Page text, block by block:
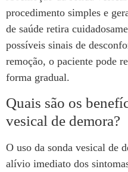
procedimento simples e
de saúde retira
possíveis sinais de
remoção, o paciente pode
forma gradual.
Quais são os
vesical de demora?
O uso da sonda vesical de
alívio imediato dos